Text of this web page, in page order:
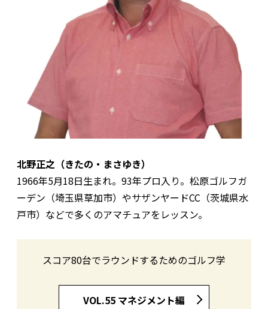
北野正之（きたの・まさゆき）
1966年5月18日生まれ。93年プロ入り。松原ゴルフガ
ーデン（埼玉県草加市）やサザンヤードCC（茨城県水
戸市）などで多くのアマチュアをレッスン。
スコア80台でラウンドするためのゴルフ学
VOL.55 マネジメント編